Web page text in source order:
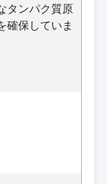
タンパク質原
確保していま